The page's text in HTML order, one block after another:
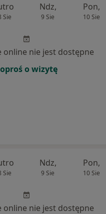
Sie
Ndz,
9 Sie
Pon,
10 Sie
online nie jest dostępne
o wizytę
Sie
Ndz,
9 Sie
Pon,
10 Sie
online nie jest dostępne